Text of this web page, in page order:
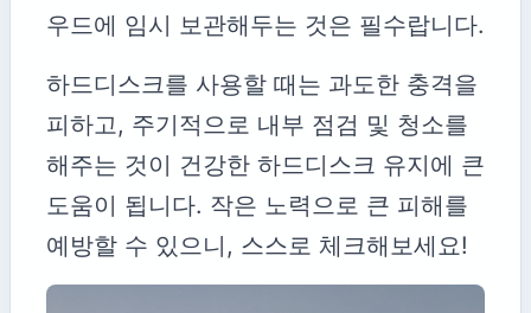
우드에 임시 보관해두는 것은 필수랍니다.
하드디스크를 사용할 때는 과도한 충격을
피하고, 주기적으로 내부 점검 및 청소를
해주는 것이 건강한 하드디스크 유지에 큰
도움이 됩니다. 작은 노력으로 큰 피해를
예방할 수 있으니, 스스로 체크해보세요!